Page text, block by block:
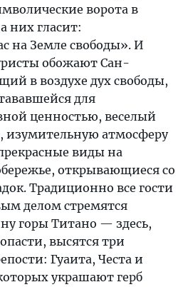
ворота в
них гласит:
на Земле свободы». И
обожают Сан-
в воздухе дух свободы,
для
ценностью, веселый
изумительную атмосферу
виды на
открывающиеся со
Традиционно все гости
делом стремятся
горы Титано — здесь,
высятся три
Гуаита, Честа и
украшают герб